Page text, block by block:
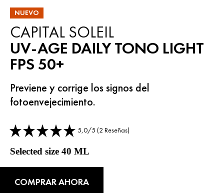
NUEVO
CAPITAL SOLEIL
UV-AGE DAILY TONO LIGHT
FPS 50+
Previene y corrige los signos del
fotoenvejecimiento.
5,0/5 (2 Reseñas)
Selected size 40 ML
COMPRAR AHORA